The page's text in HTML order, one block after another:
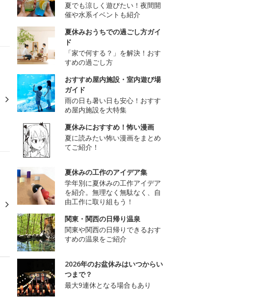
夏でも涼しく遊びたい！夜間開
催や水系イベントも紹介
夏休みおうちでの過ごし方ガイ
ド
「家で何する？」を解決！おす
すめの過ごし方
おすすめ屋内施設・室内遊び場
ガイド
雨の日も暑い日も安心！おすす
め屋内施設を大特集
夏休みにおすすめ！怖い漫画
夏に読みたい怖い漫画をまとめ
てご紹介！
夏休みの工作のアイデア集
学年別に夏休みの工作アイデア
を紹介。無理なく無駄なく、自
由工作に取り組もう！
関東・関西の日帰り温泉
関東や関西の日帰りできるおす
すめの温泉をご紹介
2026年のお盆休みはいつからい
つまで？
最大9連休となる場合もあり